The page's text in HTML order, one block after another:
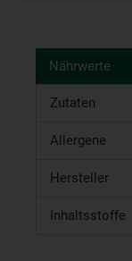
Nährwerte
Zutaten
Allergene
Hersteller
Inhaltsstoffe